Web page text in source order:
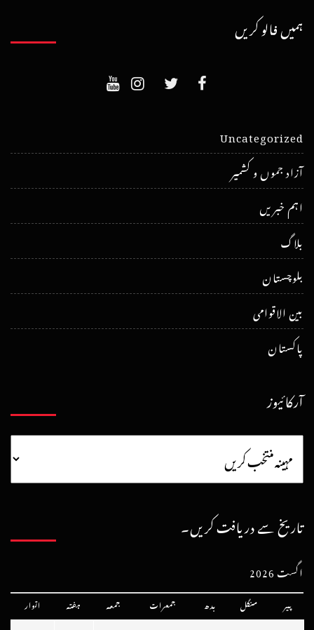
ہمیں فالو کریں
Uncategorized
آزاد جموں و کشمیر
اہم خبریں
بلاگ
بلوچستان
بین الاقوامی
پاکستان
آرکائیوز
تاریخ سے دریافت کریں۔
اگست 2026
پیر منگل بدھ جمعرات جمعہ ہفتہ اتوار